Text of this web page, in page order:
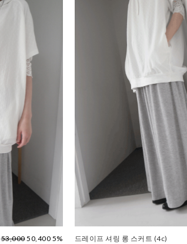
53,00050,400 5% 드레이프 셔링 롱 스커트 (4c)